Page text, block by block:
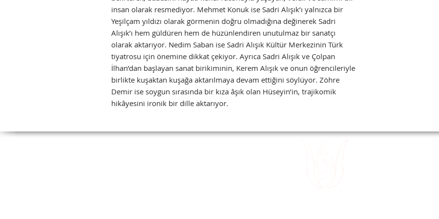
insan olarak resmediyor. Mehmet Konuk ise Sadri Alışık’ı yalnızca bir
Yeşilçam yıldızı olarak görmenin doğru olmadığına değinerek Sadri
Alışık’ı hem güldüren hem de hüzünlendiren unutulmaz bir sanatçı
olarak aktarıyor. Nedim Saban ise Sadri Alışık Kültür Merkezinin Türk
tiyatrosu için önemine dikkat çekiyor. Ayrıca Sadri Alışık ve Çolpan
İlhan’dan başlayan sanat birikiminin, Kerem Alışık ve onun öğrencileriyle
birlikte kuşaktan kuşağa aktarılmaya devam ettiğini söylüyor. Zöhre
Demir ise soygun sırasında bir kıza âşık olan Hüseyin’in, trajikomik
hikâyesini ironik bir dille aktarıyor.